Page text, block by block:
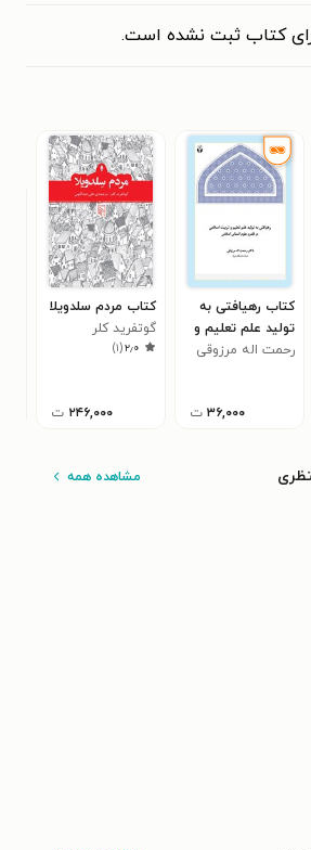
کتاب ثبت نشده است.
کتاب رهیافتی به
تولید علم تعلیم و
تربیت اسلامی در
رحمت اله مرزوقی
۳۶,۰۰۰ ت
کتاب مردم سلدویلا
گوتفرید کلر
۲٫۰(۱)
۲۴۶,۰۰۰ ت
مشاهده همه